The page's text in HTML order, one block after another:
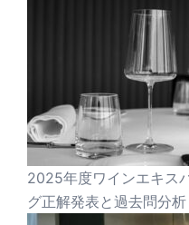
2025年度ワインエキス
グ正解発表と過去問分析